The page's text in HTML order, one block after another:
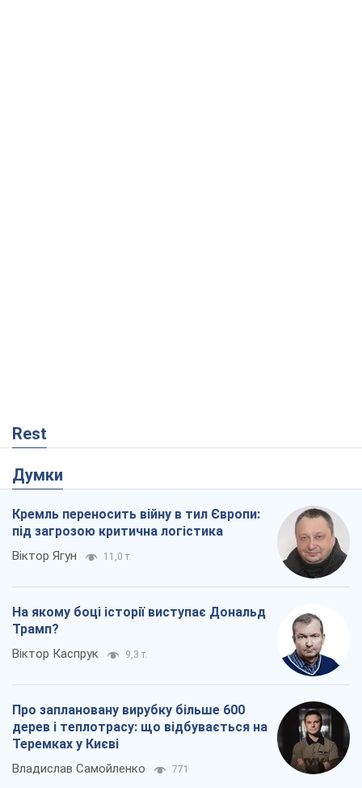
Rest
Думки
Кремль переносить війну в тил Європи:
під загрозою критична логістика
Віктор Ягун 11,0 т.
На якому боці історії виступає Дональд
Трамп?
Віктор Каспрук 9,3 т.
Про заплановану вирубку більше 600
дерев і теплотрасу: що відбувається на
Теремках у Києві
Владислав Самойленко 771